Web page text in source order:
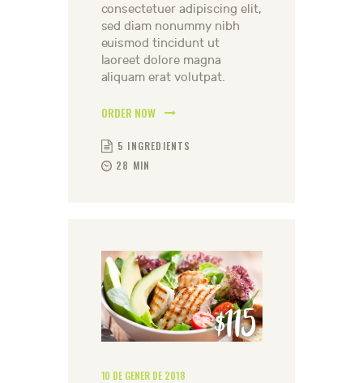
consectetuer adipiscing elit,
sed diam nonummy nibh
euismod tincidunt ut
laoreet dolore magna
aliquam erat volutpat.
ORDER NOW
5 INGREDIENTS
28 MIN
$115
10 DE GENER DE 2018